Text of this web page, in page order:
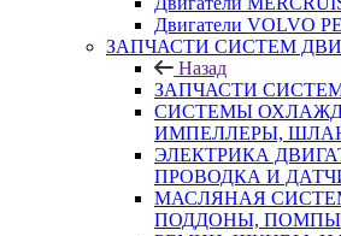
Двигатели VOLVO
ЗАПЧАСТИ СИСТЕМ
Назад
ЗАПЧАСТИ
СИСТЕМЫ
ИМПЕЛЛЕРЫ,
ЭЛЕКТРИКА
ПРОВОДКА И
МАСЛЯНАЯ
ПОДДОНЫ, ПОМПЫ